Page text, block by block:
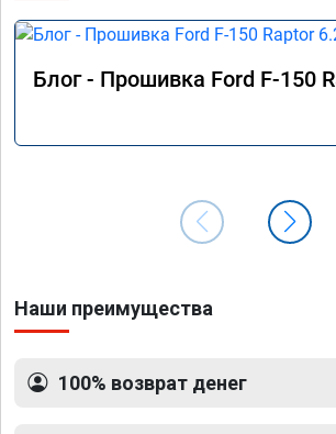
Блог - Прошивка Ford F-150
Наши преимущества
100% возврат денег